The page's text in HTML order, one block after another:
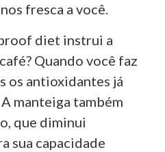
fresca a você.
diet instrui a
Quando você faz
os antioxidantes já
manteiga também
que diminui
sua capacidade